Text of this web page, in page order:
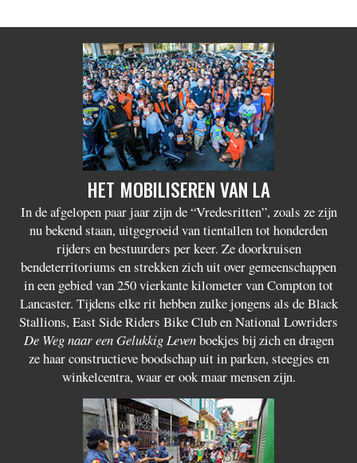
HET MOBILISEREN VAN LA
In de afgelopen paar jaar zijn de “Vredesritten”, zoals ze zijn
nu bekend staan, uitgegroeid van tientallen tot honderden
rijders en bestuurders per keer. Ze doorkruisen
bendeterritoriums en strekken zich uit over gemeenschappen
in een gebied van 250 vierkante kilometer van Compton tot
Lancaster. Tijdens elke rit hebben zulke jongens als de Black
Stallions, East Side Riders Bike Club en National Lowriders
De Weg naar een Gelukkig Levenboekjes bij zich en dragen
ze haar constructieve boodschap uit in parken, steegjes en
winkelcentra, waar er ook maar mensen zijn.